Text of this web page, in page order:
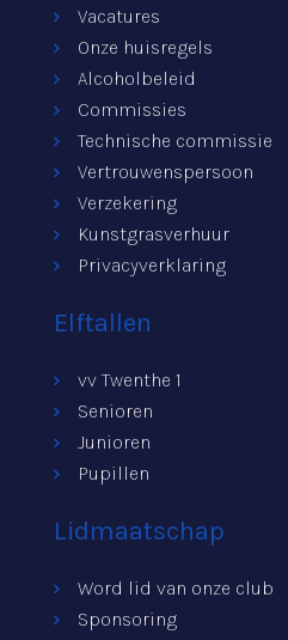
Vacatures
Onze huisregels
Alcoholbeleid
Commissies
Technische commissie
Vertrouwenspersoon
Verzekering
Kunstgrasverhuur
Privacyverklaring
Elftallen
vv Twenthe 1
Senioren
Junioren
Pupillen
Lidmaatschap
Word lid van onze club
Sponsoring